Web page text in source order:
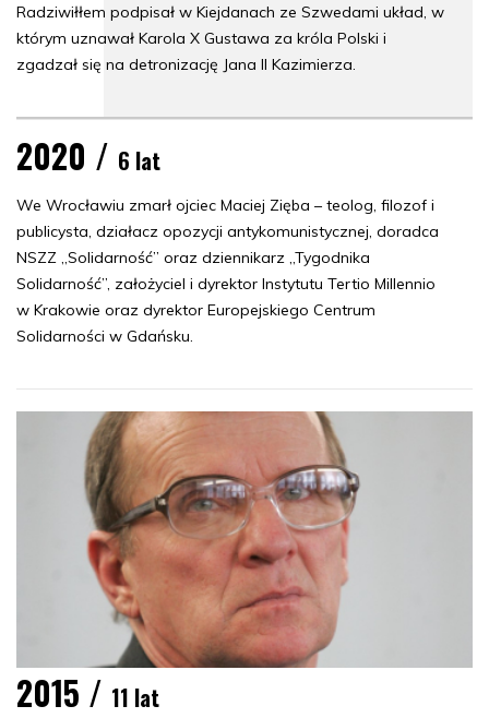
Radziwiłłem podpisał w Kiejdanach ze Szwedami układ, w
którym uznawał Karola X Gustawa za króla Polski i
zgadzał się na detronizację Jana II Kazimierza.
2020 / 6 lat
We Wrocławiu zmarł ojciec Maciej Zięba – teolog, filozof i
publicysta, działacz opozycji antykomunistycznej, doradca
NSZZ „Solidarność” oraz dziennikarz „Tygodnika
Solidarność”, założyciel i dyrektor Instytutu Tertio Millennio
w Krakowie oraz dyrektor Europejskiego Centrum
Solidarności w Gdańsku.
2015 / 11 lat